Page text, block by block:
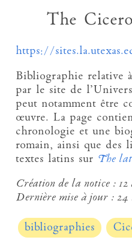
The
https://
Bibliographie relative
par le site de
peut notamment être
œuvre. La page
chronologie et une
romain, ainsi que des
textes latins sur The
Création de la notice :12
Dernière mise à jour :24
bibliographies